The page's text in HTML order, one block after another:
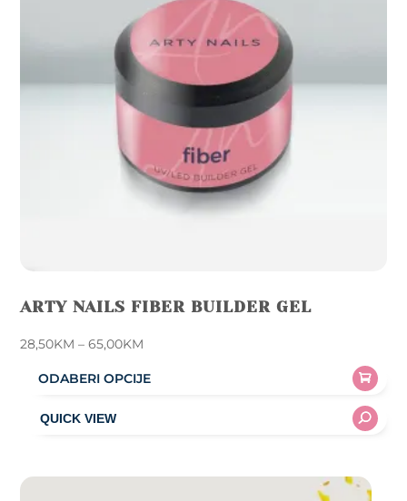
ARTY NAILS FIBER BUILDER GEL
28,50KM – 65,00KM
ODABERI OPCIJE
product
multiple